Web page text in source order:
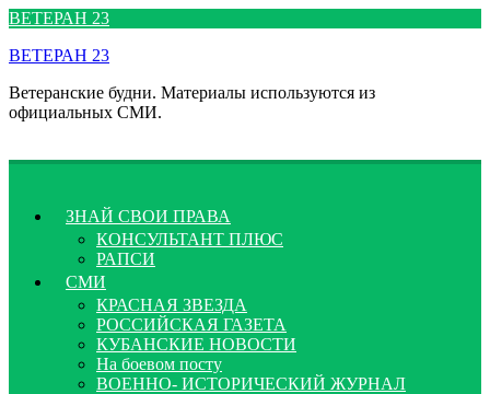
Перейти
содержимому
ВЕТЕРАН 23
ВЕТЕРАН 23
Ветеранские будни. Материалы используются из
официальных СМИ.
ЗНАЙ СВОИ ПРАВА
КОНСУЛЬТАНТ ПЛЮС
РАПСИ
СМИ
КРАСНАЯ ЗВЕЗДА
РОССИЙСКАЯ ГАЗЕТА
КУБАНСКИЕ НОВОСТИ
На боевом посту
ВОЕННО- ИСТОРИЧЕСКИЙ ЖУРНАЛ